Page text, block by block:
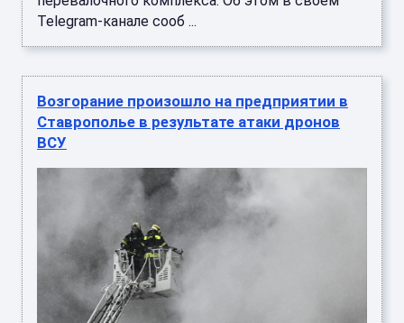
Telegram-канале сооб ...
Возгорание произошло на предприятии в
Ставрополье в результате атаки дронов
ВСУ